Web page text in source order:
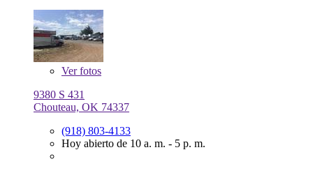
Verfotos
9380 S 431
Chouteau, OK 74337
(918) 803-4133
Hoy abierto de 10 a. m. - 5 p. m.